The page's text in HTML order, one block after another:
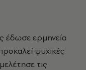
έδωσε ερμηνεία
ψυχικές
τις